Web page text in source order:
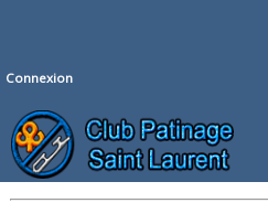
Connexion